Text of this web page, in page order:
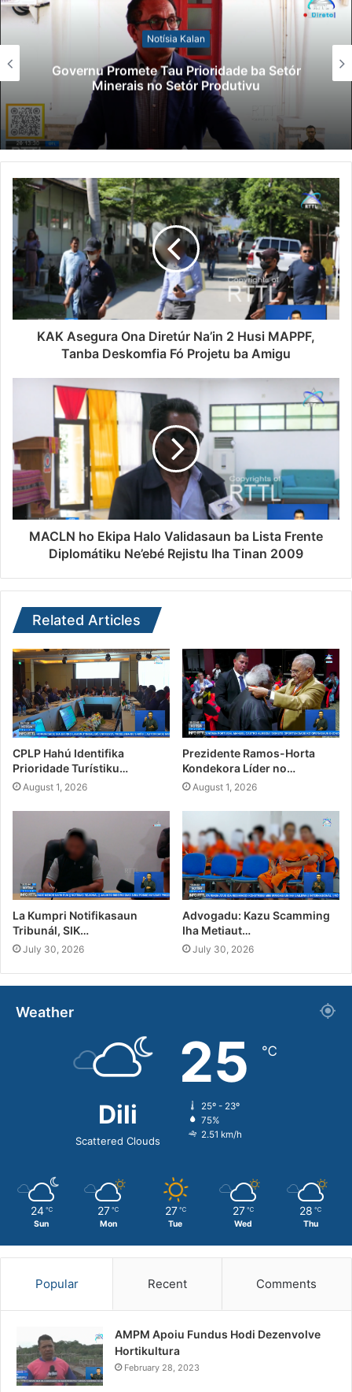
Notísia Kalan
Governu Promete Tau Prioridade ba Setór
Minerais no Setór Produtivu
KAK Asegura Ona Diretúr Na’in 2 Husi MAPPF,
Tanba Deskomfia Fó Projetu ba Amigu
MACLN ho Ekipa Halo Validasaun ba Lista Frente
Diplomátiku Ne’ebé Rejistu Iha Tinan 2009
Related Articles
CPLP Hahú Identifika
Prioridade Turístiku…
August 1, 2026
Prezidente Ramos-Horta
Kondekora Líder no…
August 1, 2026
La Kumpri Notifikasaun
Tribunál, SIK…
July 30, 2026
Advogadu: Kazu Scamming
Iha Metiaut…
July 30, 2026
Weather
Dili
Scattered Clouds
25 ℃
25º - 23º
75%
2.51 km/h
24 ℃
Sun
27 ℃
Mon
27 ℃
Tue
27 ℃
Wed
28 ℃
Thu
Popular Recent Comments
AMPM Apoiu Fundus Hodi Dezenvolve
Hortikultura
February 28, 2023